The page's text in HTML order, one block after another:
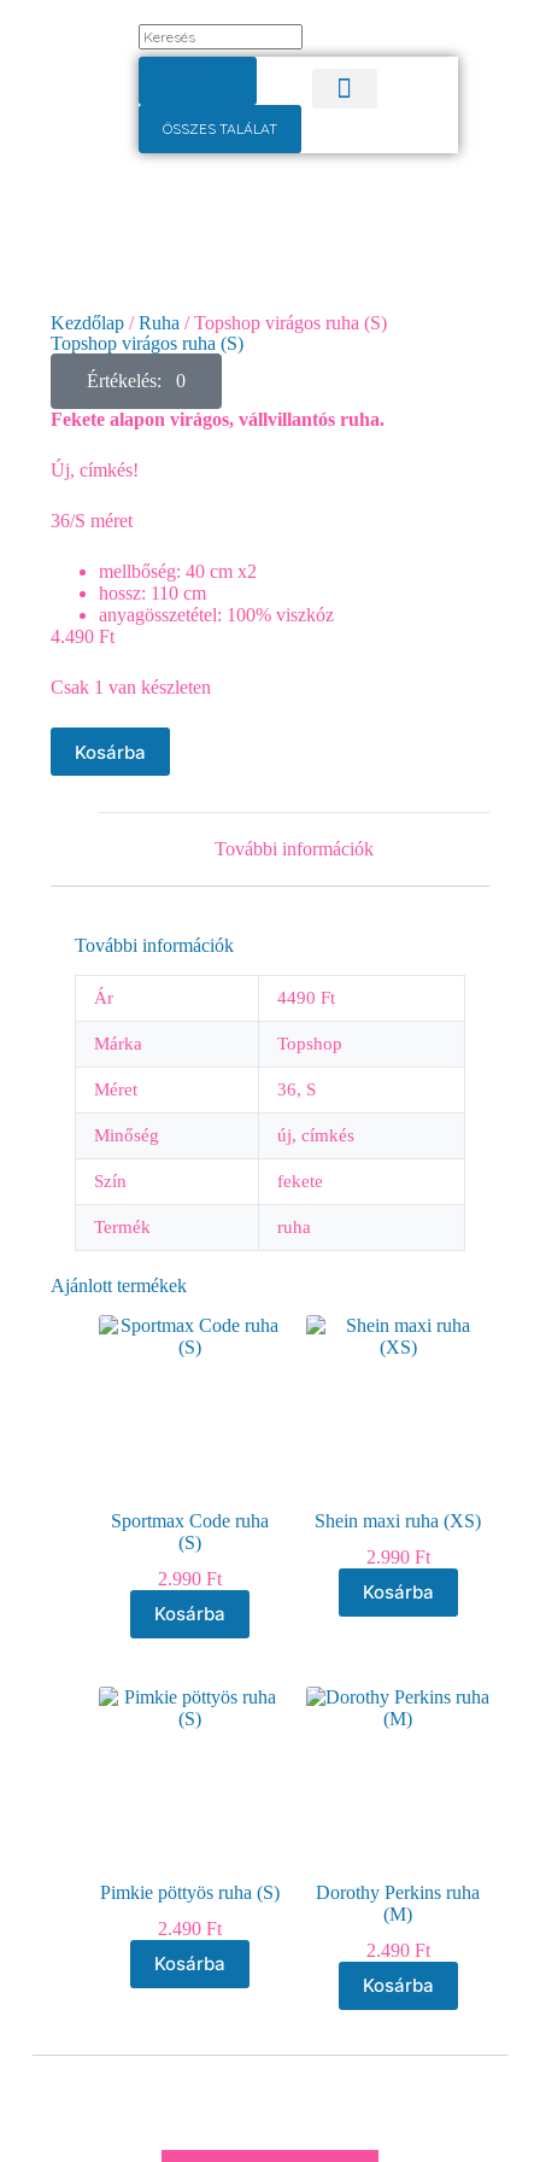
ÖSSZES TALÁLAT
Kezdőlap/Ruha / Topshop virágos ruha (S)
Topshop virágos ruha (S)
Értékelés: 0
Fekete alapon virágos, vállvillantós ruha.
Új, címkés!
36/S méret
mellbőség: 40 cm x2
hossz: 110 cm
anyagösszetétel: 100% viszkóz
4.490 Ft
Csak 1 van készleten
Kosárba
További információk
További információk
Ár 4490 Ft
Márka Topshop
Méret 36, S
Minőség új, címkés
Szín fekete
Termék ruha
Ajánlott termékek
Sportmax Code ruha
(S)
2.990Ft
Kosárba
Shein maxi ruha (XS)
2.990 Ft
Kosárba
Pimkie pöttyös ruha (S)
2.490Ft
Kosárba
Dorothy Perkins ruha
(M)
2.490 Ft
Kosárba